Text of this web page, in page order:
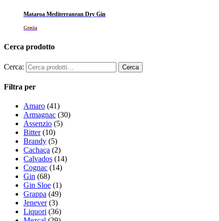
Mataroa Mediterranean Dry Gin
Grecia
Cerca prodotto
Cerca:
Filtra per
Amaro (41)
Armagnac (30)
Assenzio (5)
Bitter (10)
Brandy (5)
Cachaça (2)
Calvados (14)
Cognac (14)
Gin (68)
Gin Sloe (1)
Grappa (49)
Jenever (3)
Liquori (36)